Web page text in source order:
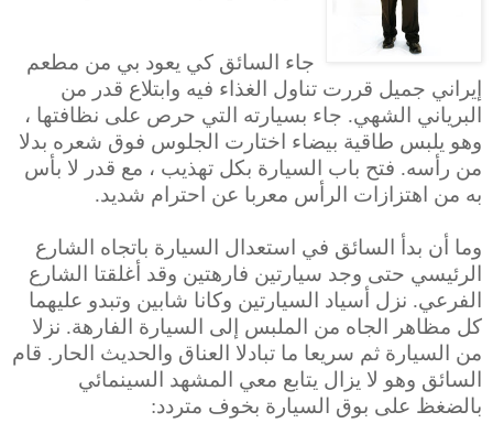
جاء السائق كي يعود بي من مطعم
إيراني جميل قررت تناول الغذاء فيه وابتلاع قدر من
البرياني الشهي. جاء بسيارته التي حرص على نظافتها ،
وهو يلبس طاقية بيضاء اختارت الجلوس فوق شعره بدلا
من رأسه. فتح باب السيارة بكل تهذيب ، مع قدر لا بأس
به من اهتزازات الرأس معربا عن احترام شديد.
وما أن بدأ السائق في استعدال السيارة باتجاه الشارع
الرئيسي حتى وجد سيارتين فارهتين وقد أغلقتا الشارع
الفرعي. نزل أسياد السيارتين وكانا شابين وتبدو عليهما
كل مظاهر الجاه من الملبس إلى السيارة الفارهة. نزلا
من السيارة ثم سريعا ما تبادلا العناق والحديث الحار. قام
السائق وهو لا يزال يتابع معي المشهد السينمائي
بالضغظ على بوق السيارة بخوف متردد: